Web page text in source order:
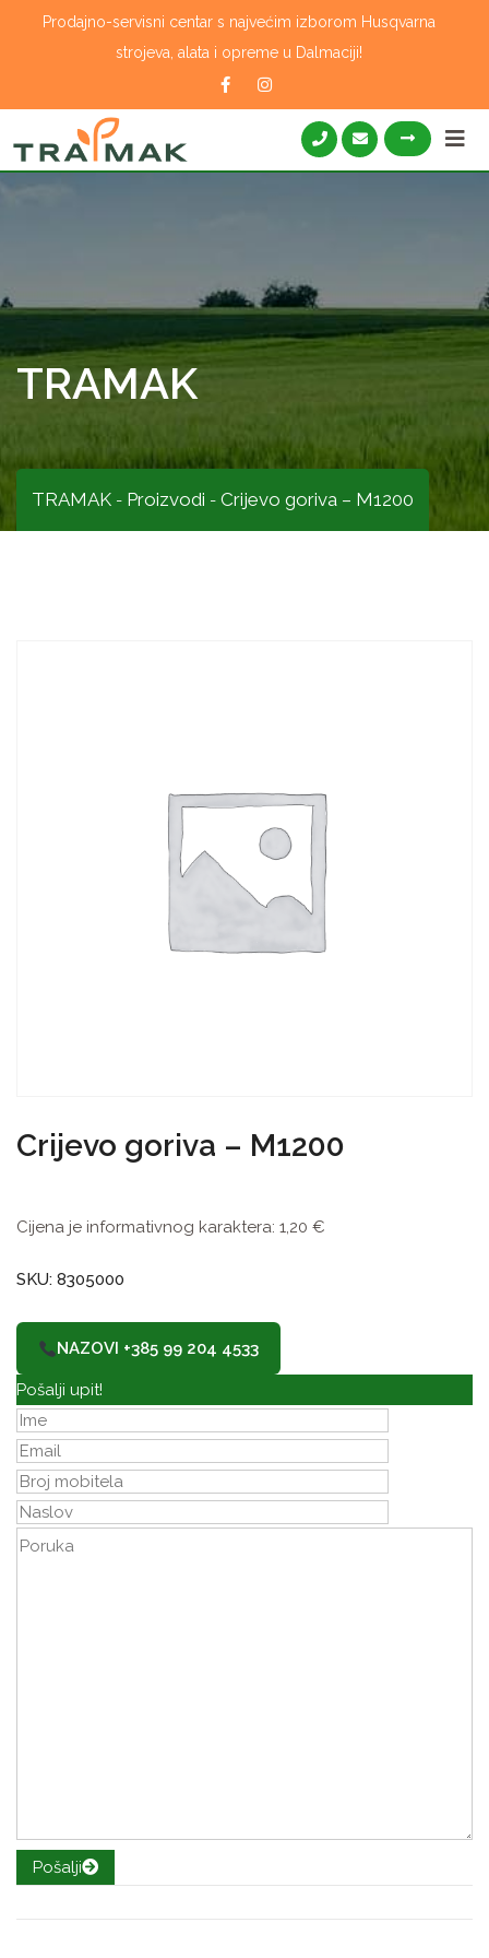
Prodajno-servisni centar s najvećim izborom Husqvarna
strojeva, alata i opreme u Dalmaciji!
TRAMAK
TRAMAK - Proizvodi - Crijevo goriva – M1200
Crijevo goriva – M1200
Cijena je informativnog karaktera: 1,20 €
SKU: 8305000
NAZOVI +385 99 204 4533
Pošalji upit!
Pošalji